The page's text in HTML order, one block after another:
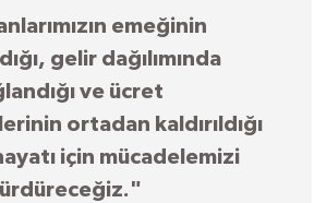
emeğinin
gelir dağılımında
ve ücret
ortadan kaldırıldığı
için mücadelemizi